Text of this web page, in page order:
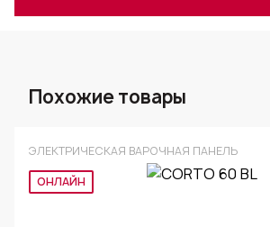
Похожие товары
ЭЛЕКТРИЧЕСКАЯ ВАРОЧНАЯ ПАНЕЛЬ
ОНЛАЙН